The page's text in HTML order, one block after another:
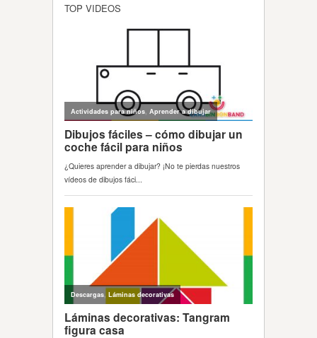
TOP VIDEOS